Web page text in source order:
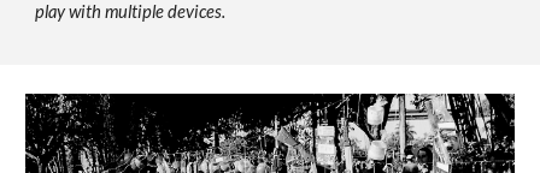
play with multiple devices.